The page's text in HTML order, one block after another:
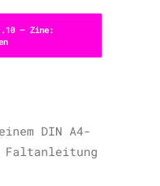
– Zine:
DIN A4-
Faltanleitung